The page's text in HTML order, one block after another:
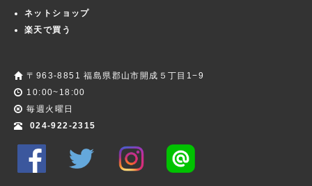
ネットショップ
楽天で買う
〒963-8851 福島県郡山市開成５丁目1−9
10:00~18:00
毎週火曜日
024-922-2315